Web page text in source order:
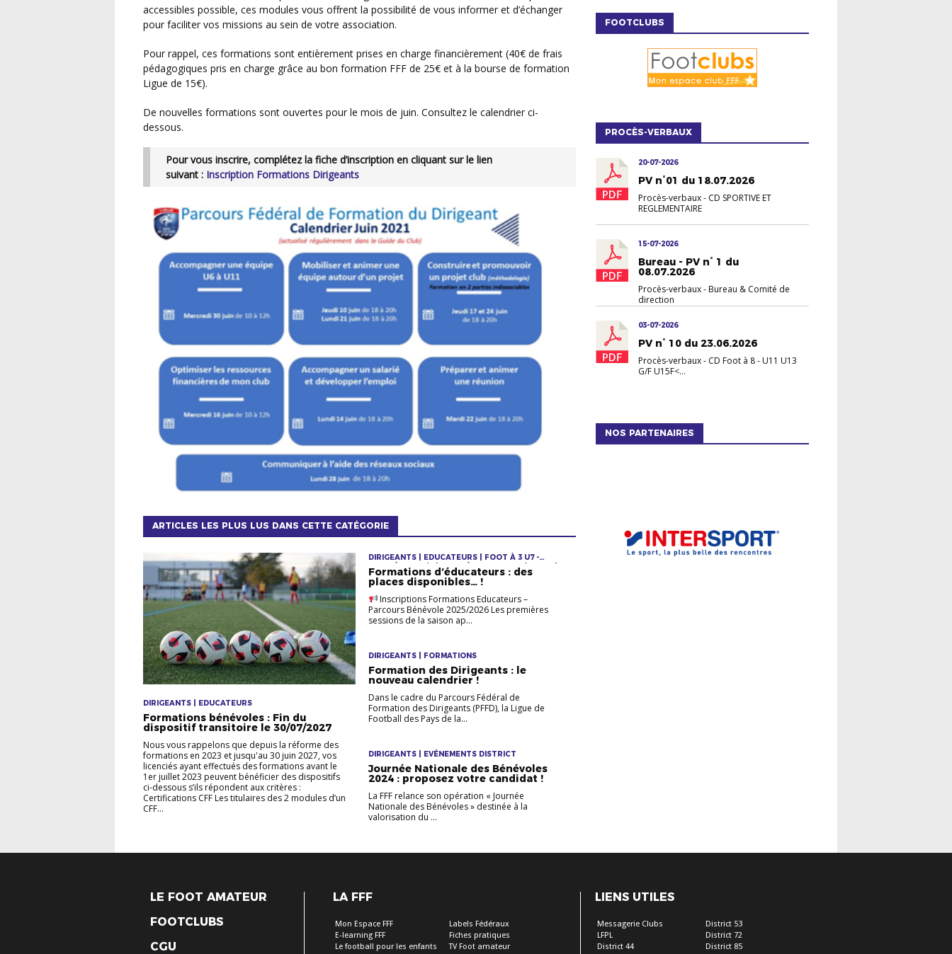
accessibles possible, ces modules vous offrent la possibilité de vous informer et d’échanger
pour faciliter vos missions au sein de votre association.
Pour rappel, ces formations sont entièrement prises en charge financièrement (40€ de frais
pédagogiques pris en charge grâce au bon formation FFF de 25€ et à la bourse de formation
Ligue de 15€).
De nouvelles formations sont ouvertes pour le mois de juin. Consultez le calendrier ci-
dessous.
Pour vous inscrire, complétez la fiche d’inscription en cliquant sur le lien
suivant : Inscription Formations Dirigeants
ARTICLES LES PLUS LUS DANS CETTE CATÉGORIE
DIRIGEANTS | EDUCATEURS
Formations bénévoles : Fin du
dispositif transitoire le 30/07/2027
Nous vous rappelons que depuis la réforme des
formations en 2023 et jusqu'au 30 juin 2027, vos
licenciés ayant effectués des formations avant le
1er juillet 2023 peuvent bénéficier des dispositifs
ci-dessous s’ils répondent aux critères :
Certifications CFF Les titulaires des 2 modules d’un
CFF...
DIRIGEANTS | EDUCATEURS | FOOT À 3 U7 -
FOOT À 5 U9 G/F | FOOT À 8 - U11 U13 G/F U15F |
FORMATIONS | GARDIENS DE BUT GARDIENNES
DE BUT | JEUNES F & M
Formations d’éducateurs : des
places disponibles… !
Inscriptions Formations Educateurs –
Parcours Bénévole 2025/2026 Les premières
sessions de la saison ap...
DIRIGEANTS | FORMATIONS
Formation des Dirigeants : le
nouveau calendrier !
Dans le cadre du Parcours Fédéral de
Formation des Dirigeants (PFFD), la Ligue de
Football des Pays de la...
DIRIGEANTS | EVÉNEMENTS DISTRICT
Journée Nationale des Bénévoles
2024 : proposez votre candidat !
La FFF relance son opération « Journée
Nationale des Bénévoles » destinée à la
valorisation du ...
FOOTCLUBS
PROCÈS-VERBAUX
20-07-2026
PV n°01 du 18.07.2026
Procès-verbaux- CD SPORTIVE ET
REGLEMENTAIRE
15-07-2026
Bureau - PV n° 1 du
08.07.2026
Procès-verbaux- Bureau & Comité de
direction
03-07-2026
PV n° 10 du 23.06.2026
Procès-verbaux- CD Foot à 8 - U11 U13
G/F U15F<...
NOS PARTENAIRES
LE FOOT AMATEUR
FOOTCLUBS
CGU
LA FFF
Mon Espace FFF
E-learning FFF
Le football pour les enfants
Labels Fédéraux
Fiches pratiques
TV Foot amateur
LIENS UTILES
Messagerie Clubs
LFPL
District 44
District 53
District 72
District 85